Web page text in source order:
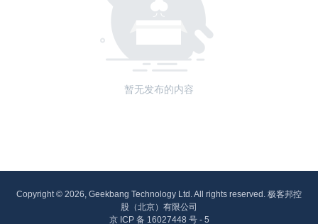
暂无发布的内容
Copyright © 2026, Geekbang Technology Ltd. All rights reserved. 极客邦控
股（北京）有限公司
京 ICP 备 16027448 号 - 5